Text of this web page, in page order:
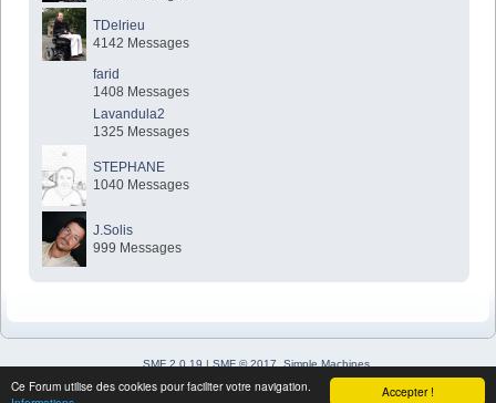
Accepter !
Ce Forum utilise des cookies pour faciliter votre navigation.
TDelrieu
4142 Messages
farid
1408 Messages
Lavandula2
1325 Messages
STEPHANE
1040 Messages
J.Solis
999 Messages
SMF 2.0.19 | SMF © 2017
Simple Machines
Simple Audio Video Embedder
SimplePortal 2.3.7 © 2008-2026, SimplePortal